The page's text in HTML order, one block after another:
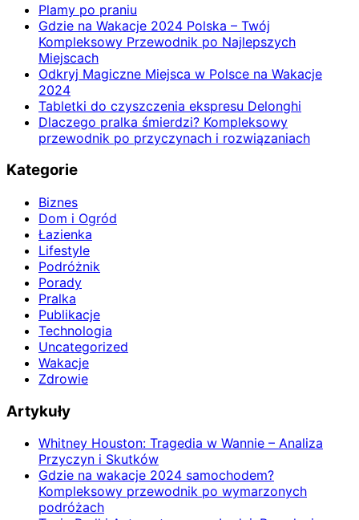
Plamy po praniu
Gdzie na Wakacje 2024 Polska – Twój
Kompleksowy Przewodnik po Najlepszych
Miejscach
Odkryj Magiczne Miejsca w Polsce na Wakacje
2024
Tabletki do czyszczenia ekspresu Delonghi
Dlaczego pralka śmierdzi? Kompleksowy
przewodnik po przyczynach i rozwiązaniach
Kategorie
Biznes
Dom i Ogród
Łazienka
Lifestyle
Podróżnik
Porady
Pralka
Publikacje
Technologia
Uncategorized
Wakacje
Zdrowie
Artykuły
Whitney Houston: Tragedia w Wannie – Analiza
Przyczyn i Skutków
Gdzie na wakacje 2024 samochodem?
Kompleksowy przewodnik po wymarzonych
podróżach